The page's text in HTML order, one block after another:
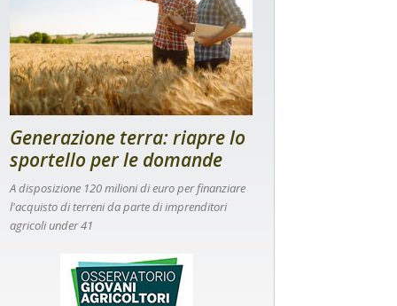
Generazione terra: riapre lo
sportello per le domande
A disposizione 120 milioni di euro per finanziare
l'acquisto di terreni da parte di imprenditori
agricoli under 41